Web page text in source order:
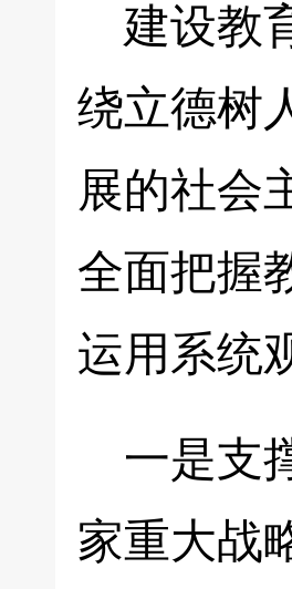
建设教
绕立德树
展的社会
全面把握
运用系统
一是支
家重大战